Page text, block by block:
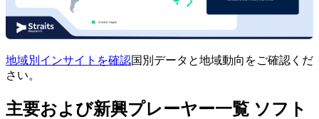
地域別インサイトを確認国別データと地域動向をご確認くだ
さい。
主要および新興プレーヤー一覧 ソフト